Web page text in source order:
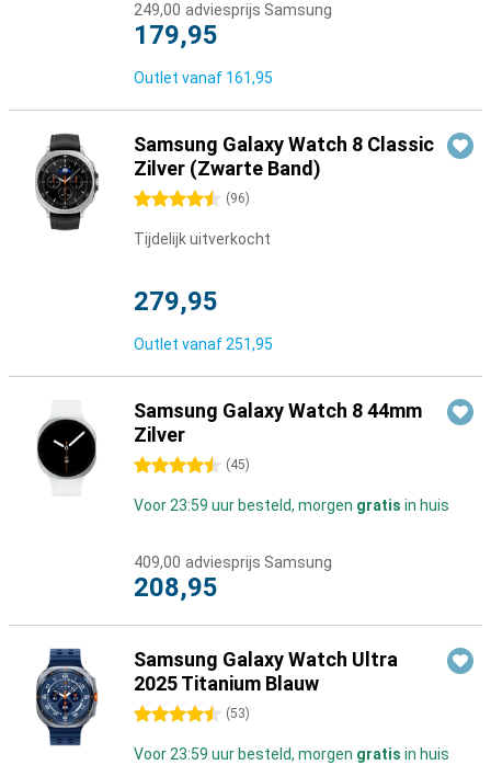
249,00 adviesprijs Samsung
179,95
Outlet vanaf 161,95
Samsung Galaxy Watch 8 Classic
Zilver (Zwarte Band)
4.5 sterren (96)
Tijdelijk uitverkocht
279,95
Outlet vanaf 251,95
Samsung Galaxy Watch 8 44mm
Zilver
4.5 sterren (45)
Voor 23:59 uur besteld, morgen gratis in huis
409,00 adviesprijs Samsung
208,95
Samsung Galaxy Watch Ultra
2025 Titanium Blauw
4.5 sterren (53)
Voor 23:59 uur besteld, morgen gratis in huis